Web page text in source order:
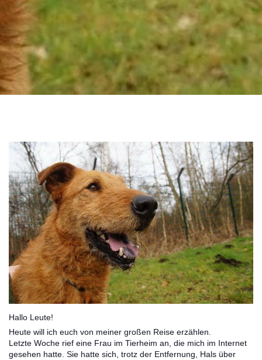
Hallo Leute!
Heute will ich euch von meiner großen Reise erzählen.
Letzte Woche rief eine Frau im Tierheim an, die mich im Internet
gesehen hatte. Sie hatte sich, trotz der Entfernung, Hals über